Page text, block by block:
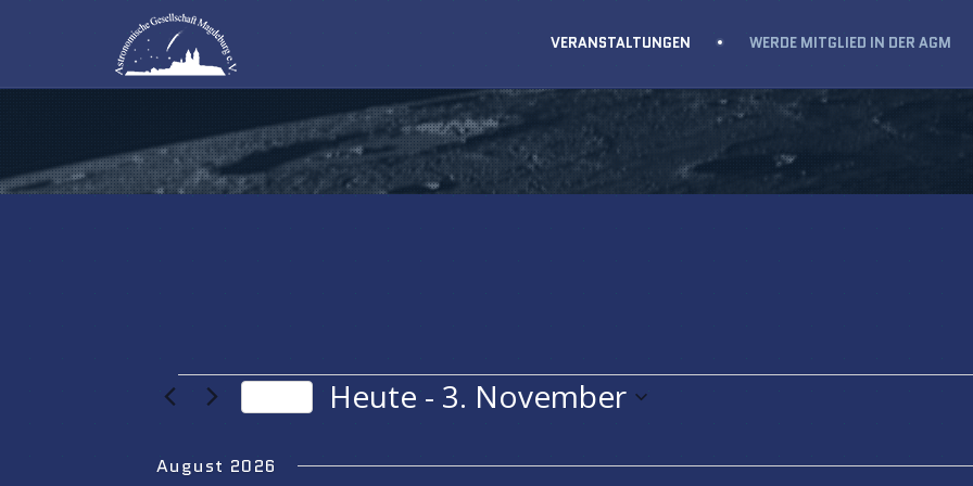
VERANSTALTUNGEN WERDE MITGLIED IN DER AGM
VERANSTALTUNGEN
Heute - 3. November
August 2026